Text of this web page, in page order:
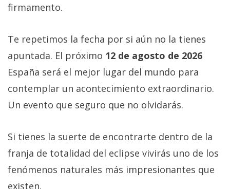
firmamento.
Te repetimos la fecha por si aún no la tienes
apuntada. El próximo 12 de agosto de 2026
España será el mejor lugar del mundo para
contemplar un acontecimiento extraordinario.
Un evento que seguro que no olvidarás.
Si tienes la suerte de encontrarte dentro de la
franja de totalidad del eclipse vivirás uno de los
fenómenos naturales más impresionantes que
existen.